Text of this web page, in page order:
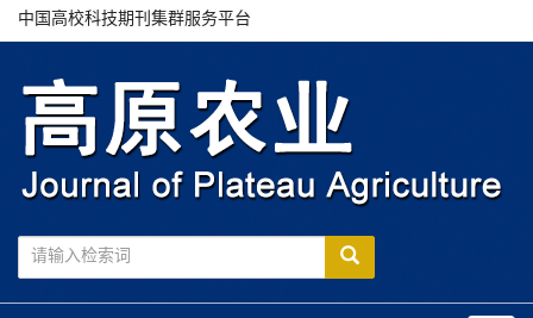
中国高校科技期刊集群服务平台